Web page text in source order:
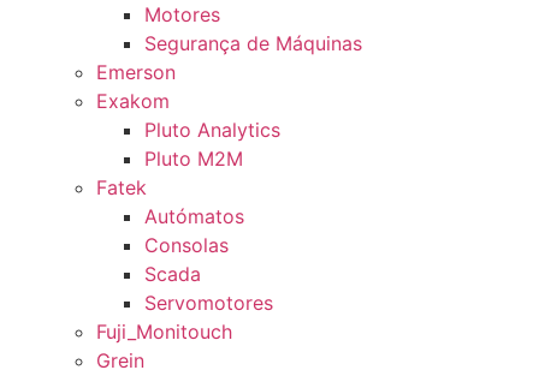
Motores
Segurança de Máquinas
Emerson
Exakom
Pluto Analytics
Pluto M2M
Fatek
Autómatos
Consolas
Scada
Servomotores
Fuji_Monitouch
Grein